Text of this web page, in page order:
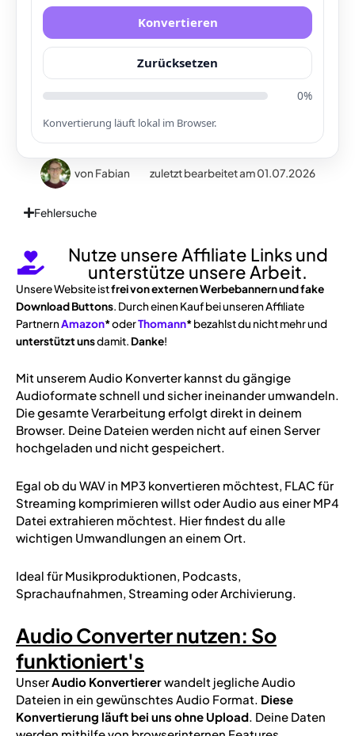
Konvertieren
Zurücksetzen
0%
Konvertierung läuft lokal im Browser.
von Fabian zuletzt bearbeitet am 01.07.2026
Fehlersuche
Nutze unsere Affiliate Links und
unterstütze unsere Arbeit.
Unsere Website istfrei von externen Werbebannern und fake
Download Buttons. Durch einen Kauf bei unseren Affiliate
PartnernAmazon*oderThomann*bezahlst du nicht mehr und
unterstützt unsdamit. Danke!
Mit unserem Audio Konverter kannst du gängige
Audioformate schnell und sicher ineinander umwandeln.
Die gesamte Verarbeitung erfolgt direkt in deinem
Browser. Deine Dateien werden nicht auf einen Server
hochgeladen und nicht gespeichert.
Egal ob du WAV in MP3 konvertieren möchtest, FLAC für
Streaming komprimieren willst oder Audio aus einer MP4
Datei extrahieren möchtest. Hier findest du alle
wichtigen Umwandlungen an einem Ort.
Ideal für Musikproduktionen, Podcasts,
Sprachaufnahmen, Streaming oder Archivierung.
Audio Converter nutzen: So
funktioniert's
UnserAudio Konvertiererwandelt jegliche Audio
Dateien in ein gewünschtes Audio Format. Diese
Konvertierung läuft bei uns ohne Upload. Deine Daten